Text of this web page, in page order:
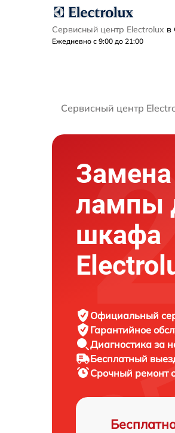
Сервисный центр Electrolux в
Ежедневно с 9:00 до 21:00
Сервисный центр
лампы
шкафа
Официальный
Гарантийное
Диагностика за
Бесплатный
Срочный ремонт